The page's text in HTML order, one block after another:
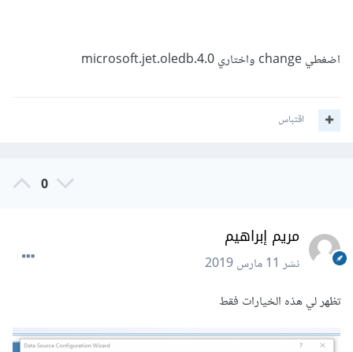
اضغطي change واختاري microsoft.jet.oledb.4.0
اقتباس
0
مريم إبراهيم
نشر11 مارس 2019
تظهر لي هذه الخيارات فقط